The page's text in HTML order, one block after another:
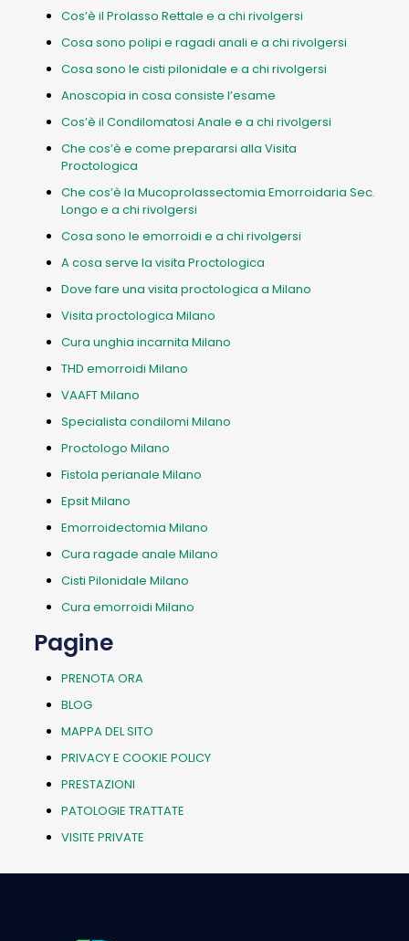
Cos’è il Prolasso Rettale e a chi rivolgersi
Cosa sono polipi e ragadi anali e a chi rivolgersi
Cosa sono le cisti pilonidale e a chi rivolgersi
Anoscopia in cosa consiste l’esame
Cos’è il Condilomatosi Anale e a chi rivolgersi
Che cos’è e come prepararsi alla Visita
Proctologica
Che cos’è la Mucoprolassectomia Emorroidaria Sec.
Longo e a chi rivolgersi
Cosa sono le emorroidi e a chi rivolgersi
A cosa serve la visita Proctologica
Dove fare una visita proctologica a Milano
Visita proctologica Milano
Cura unghia incarnita Milano
THD emorroidi Milano
VAAFT Milano
Specialista condilomi Milano
Proctologo Milano
Fistola perianale Milano
Epsit Milano
Emorroidectomia Milano
Cura ragade anale Milano
Cisti Pilonidale Milano
Cura emorroidi Milano
Pagine
PRENOTA ORA
BLOG
MAPPA DEL SITO
PRIVACY E COOKIE POLICY
PRESTAZIONI
PATOLOGIE TRATTATE
VISITE PRIVATE